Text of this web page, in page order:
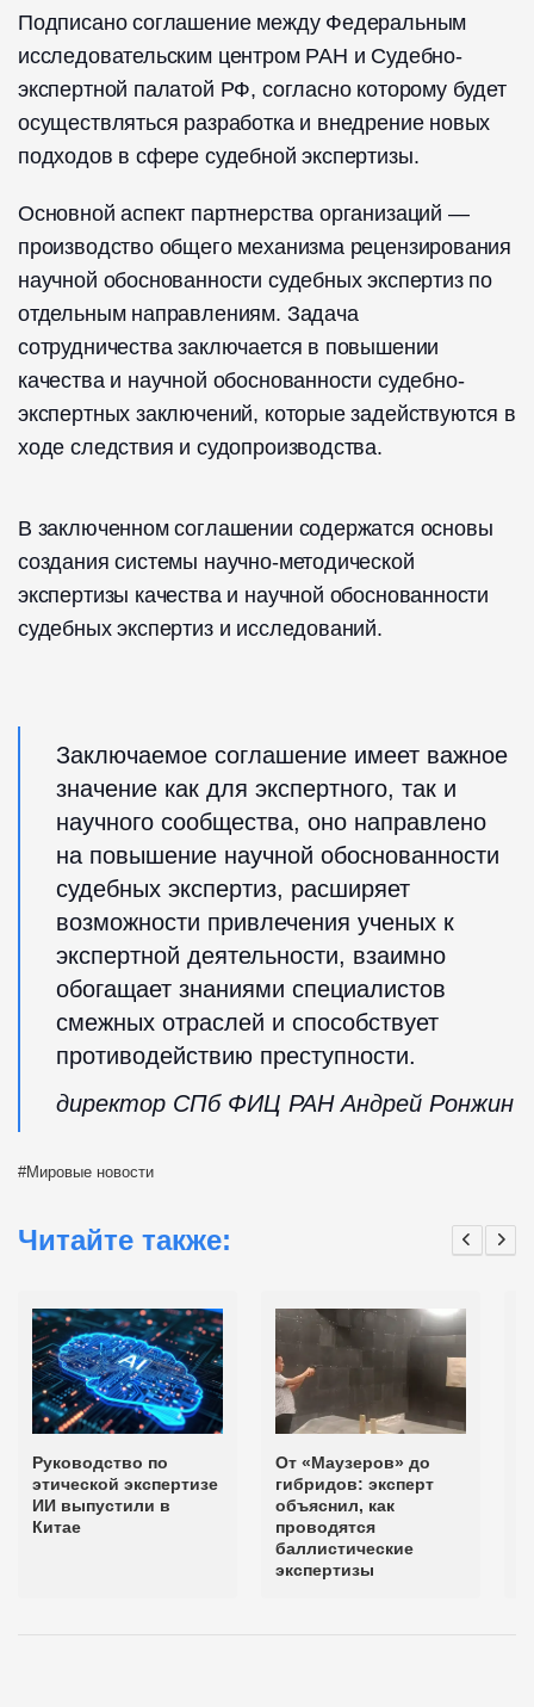
Подписано соглашение между Федеральным
исследовательским центром РАН и Судебно-
экспертной палатой РФ, согласно которому будет
осуществляться разработка и внедрение новых
подходов в сфере судебной экспертизы.
Основной аспект партнерства организаций —
производство общего механизма рецензирования
научной обоснованности судебных экспертиз по
отдельным направлениям. Задача
сотрудничества заключается в повышении
качества и научной обоснованности судебно-
экспертных заключений, которые задействуются в
ходе следствия и судопроизводства.
В заключенном соглашении содержатся основы
создания системы научно-методической
экспертизы качества и научной обоснованности
судебных экспертиз и исследований.
Заключаемое соглашение имеет важное
значение как для экспертного, так и
научного сообщества, оно направлено
на повышение научной обоснованности
судебных экспертиз, расширяет
возможности привлечения ученых к
экспертной деятельности, взаимно
обогащает знаниями специалистов
смежных отраслей и способствует
противодействию преступности.
директор СПб ФИЦ РАН Андрей Ронжин
Мировые новости
Читайте также:
Руководство по
этической экспертизе
ИИ выпустили в
Китае
От «Маузеров» до
гибридов: эксперт
объяснил, как
проводятся
баллистические
экспертизы